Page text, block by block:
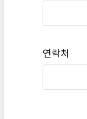
연락처